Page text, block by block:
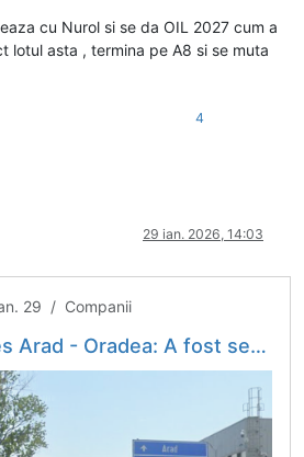
cu Nurol si se da OIL 2027 cum a
lotul asta , termina pe A8 si se muta
4
29 ian. 2026, 14:03
29 / Companii
contractul pentru ultimul lot, cu turcii de la Nurol - Economica.net